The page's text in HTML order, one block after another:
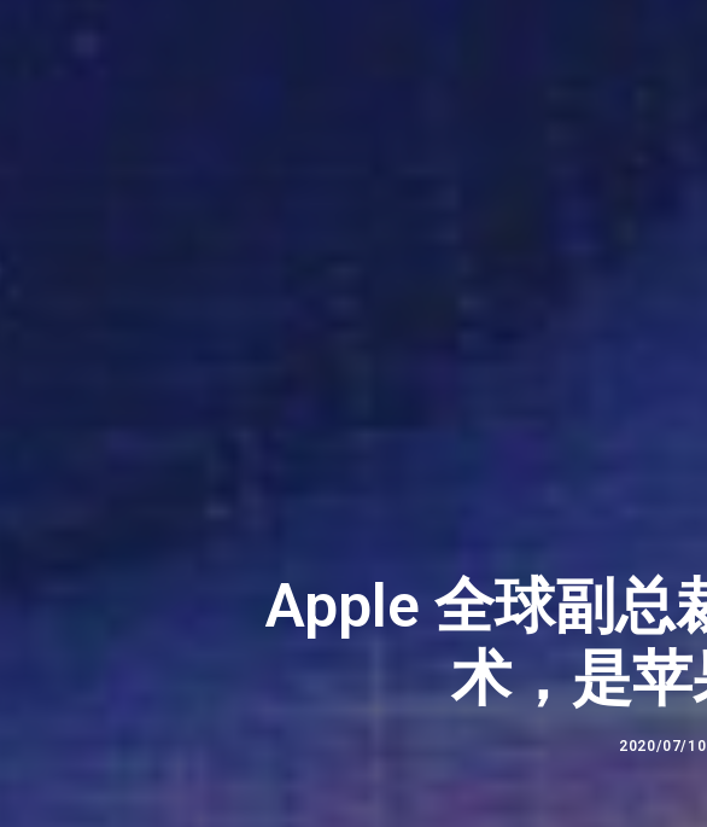
Apple 全球副总
术，是
2020/07/